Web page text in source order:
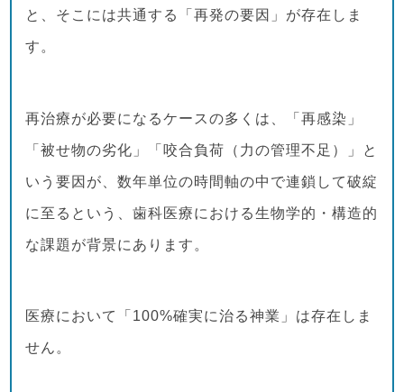
と、そこには共通する「再発の要因」が存在しま
す。
再治療が必要になるケースの多くは、「再感染」
「被せ物の劣化」「咬合負荷（力の管理不足）」と
いう要因が、数年単位の時間軸の中で連鎖して破綻
に至るという、歯科医療における生物学的・構造的
な課題が背景にあります。
医療において「100%確実に治る神業」は存在しま
せん。